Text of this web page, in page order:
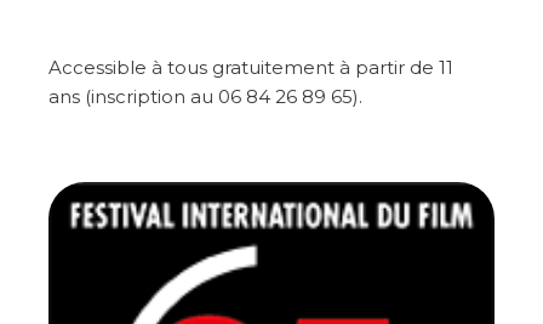
Accessible à tous gratuitement à partir de 11
ans (inscription au 06 84 26 89 65).